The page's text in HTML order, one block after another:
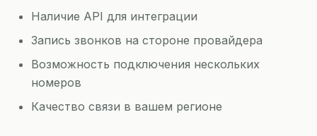
Наличие API для интеграции
Запись звонков на стороне провайдера
Возможность подключения нескольких
номеров
Качество связи в вашем регионе